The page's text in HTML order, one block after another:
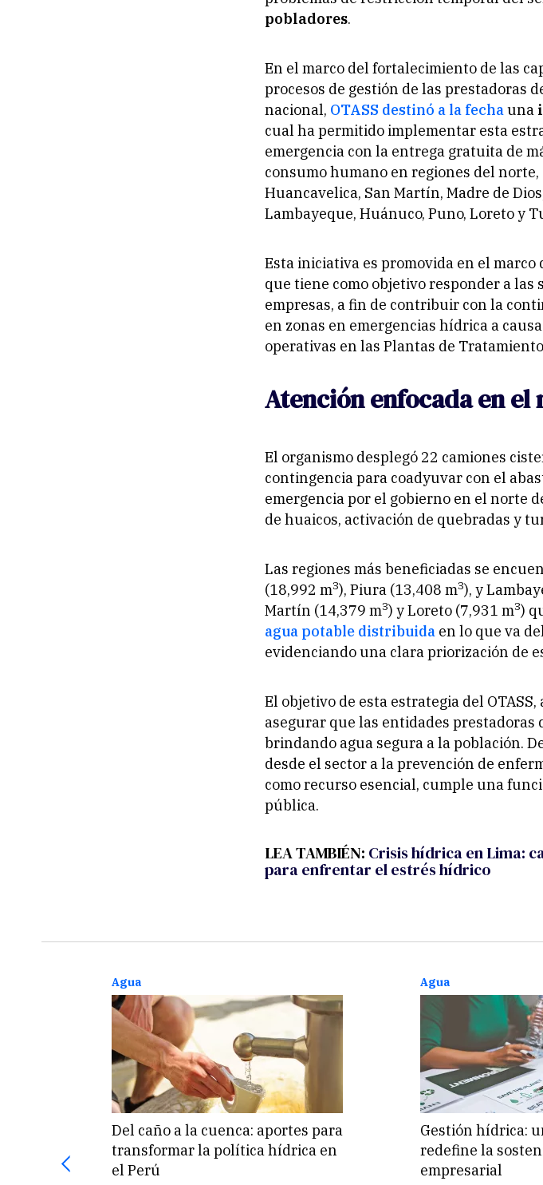
pobladores.
En el marco del fortalecimiento de las
procesos de gestión de las prestadoras
nacional, OTASS destinó a la fechauna
cual ha permitido implementar esta
emergencia con la entrega gratuita de
consumo humano en regiones del
Huancavelica, San Martín, Madre de
Lambayeque, Huánuco, Puno, Loreto y
Esta iniciativa es promovida en el
que tiene como objetivo responder a
empresas, a fin de contribuir con la
en zonas en emergencias hídrica a
operativas en las Plantas de
Atención enfocada en el
El organismo desplegó 22 camiones
contingencia para coadyuvar con el
emergencia por el gobierno en el norte
de huaicos, activación de quebradas y
Las regiones más beneficiadas se
(18,992 m3), Piura (13,408 m3), y
Martín (14,379 m3) y Loreto (7,931 m3)
agua potable distribuida en lo que va
evidenciando una clara priorización de
El objetivo de esta estrategia del
asegurar que las entidades
brindando agua segura a la población.
desde el sector a la prevención de
como recurso esencial, cumple una
pública.
LEA TAMBIÉN: Crisis hídrica en Lima:
para enfrentar el estrés hídrico
Agua
Del caño a la cuenca: aportes para
transformar la política hídrica en
el Perú
Agua
Gestión hídrica:
redefine la
empresarial